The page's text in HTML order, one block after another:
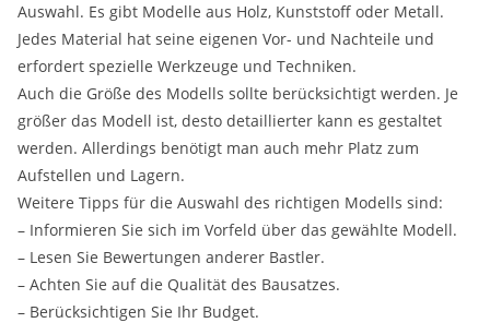
Auswahl. Es gibt Modelle aus Holz, Kunststoff oder Metall.
Jedes Material hat seine eigenen Vor- und Nachteile und
erfordert spezielle Werkzeuge und Techniken.
Auch die Größe des Modells sollte berücksichtigt werden. Je
größer das Modell ist, desto detaillierter kann es gestaltet
werden. Allerdings benötigt man auch mehr Platz zum
Aufstellen und Lagern.
Weitere Tipps für die Auswahl des richtigen Modells sind:
– Informieren Sie sich im Vorfeld über das gewählte Modell.
– Lesen Sie Bewertungen anderer Bastler.
– Achten Sie auf die Qualität des Bausatzes.
– Berücksichtigen Sie Ihr Budget.